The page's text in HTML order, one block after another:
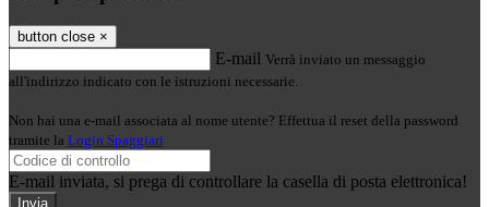
button close ×
E-mail Verrà inviato un messaggio
all'indirizzo indicato con le istruzioni necessarie.
Non hai una e-mail associata al nome utente? Effettua il reset della password
tramite la Login Spaggiari
E-mail inviata, si prega di controllare la casella di posta elettronica!